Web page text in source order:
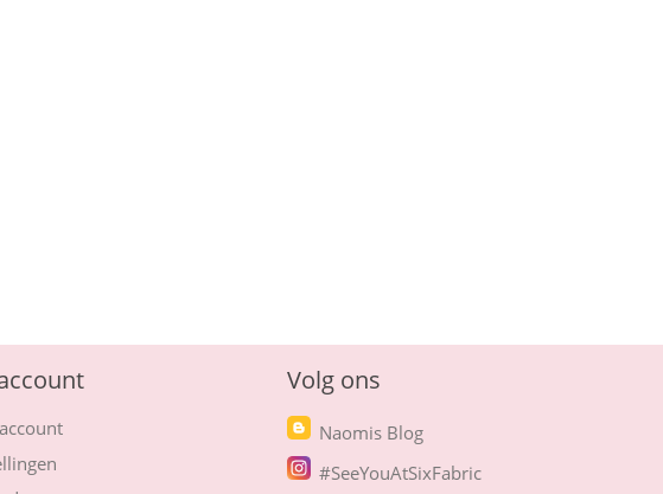
Volg ons
Naomis Blog
#SeeYouAtSixFabric